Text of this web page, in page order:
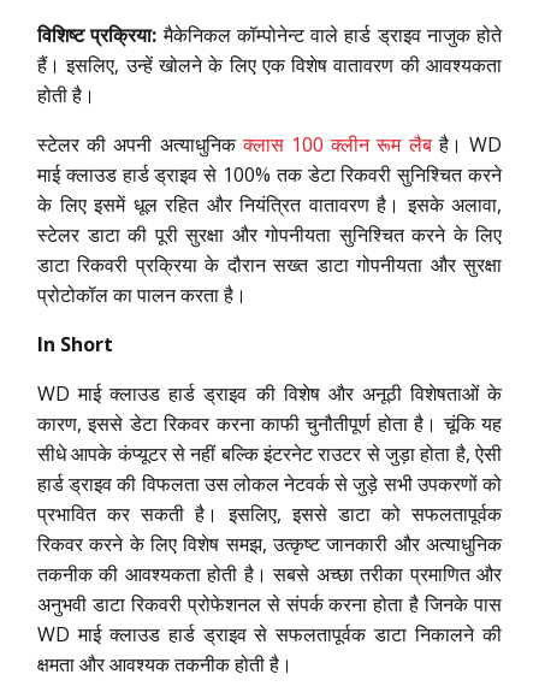
विशिष्ट प्रक्रिया: मैकेनिकल कॉम्पोनेन्ट वाले हार्ड ड्राइव नाजुक होते
हैं। इसलिए, उन्हें खोलने के लिए एक विशेष वातावरण की आवश्यकता
होती है।
स्टेलर की अपनी अत्याधुनिकक्लास 100 क्लीन रूम लैबहै। WD
माई क्लाउड हार्ड ड्राइव से 100% तक डेटा रिकवरी सुनिश्चित करने
के लिए इसमें धूल रहित और नियंत्रित वातावरण है। इसके अलावा,
स्टेलर डाटा की पूरी सुरक्षा और गोपनीयता सुनिश्चित करने के लिए
डाटा रिकवरी प्रक्रिया के दौरान सख्त डाटा गोपनीयता और सुरक्षा
प्रोटोकॉल का पालन करता है।
In Short
WD माई क्लाउड हार्ड ड्राइव की विशेष और अनूठी विशेषताओं के
कारण, इससे डेटा रिकवर करना काफी चुनौतीपूर्ण होता है। चूंकि यह
सीधे आपके कंप्यूटर से नहीं बल्कि इंटरनेट राउटर से जुड़ा होता है, ऐसी
हार्ड ड्राइव की विफलता उस लोकल नेटवर्क से जुड़े सभी उपकरणों को
प्रभावित कर सकती है। इसलिए, इससे डाटा को सफलतापूर्वक
रिकवर करने के लिए विशेष समझ, उत्कृष्ट जानकारी और अत्याधुनिक
तकनीक की आवश्यकता होती है। सबसे अच्छा तरीका प्रमाणित और
अनुभवी डाटा रिकवरी प्रोफेशनल से संपर्क करना होता है जिनके पास
WD माई क्लाउड हार्ड ड्राइव से सफलतापूर्वक डाटा निकालने की
क्षमता और आवश्यक तकनीक होती है।